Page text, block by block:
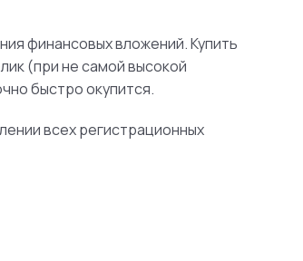
финансовых вложений. Купить
(при не самой высокой
быстро окупится.
всех регистрационных